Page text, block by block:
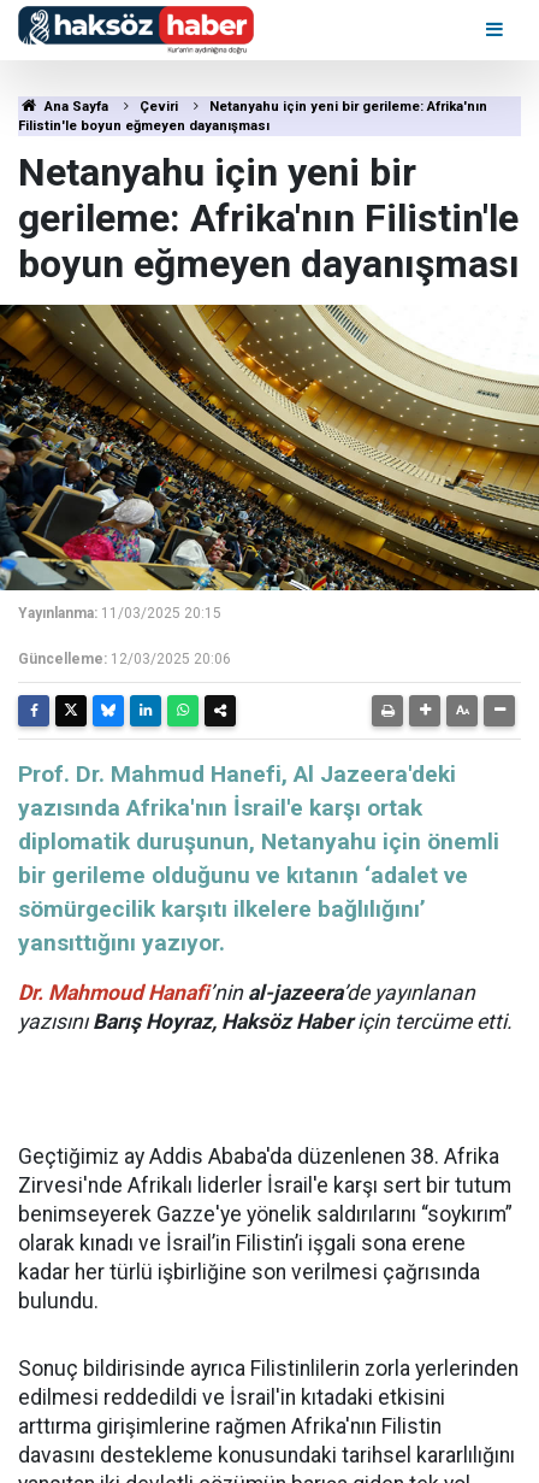
Ana Sayfa Çeviri
Netanyahu için yeni bir gerileme: Afrika'nın
Filistin'le boyun eğmeyen dayanışması
Netanyahu için yeni bir
gerileme: Afrika'nın Filistin'le
boyun eğmeyen dayanışması
Yayınlanma: 11/03/2025 20:15
Güncelleme: 12/03/2025 20:06
​​​​​​​Prof. Dr. Mahmud Hanefi, Al Jazeera'deki
yazısında Afrika'nın İsrail'e karşı ortak
diplomatik duruşunun, Netanyahu için önemli
bir gerileme olduğunu ve kıtanın ‘adalet ve
sömürgecilik karşıtı ilkelere bağlılığını’
yansıttığını yazıyor.
Dr. Mahmoud Hanafi’nin al-jazeera’de yayınlanan
yazısını Barış Hoyraz, Haksöz Haberiçin tercüme etti.
Geçtiğimiz ay Addis Ababa'da düzenlenen 38. Afrika
Zirvesi'nde Afrikalı liderler İsrail'e karşı sert bir tutum
benimseyerek Gazze'ye yönelik saldırılarını “soykırım”
olarak kınadı ve İsrail’in Filistin’i işgali sona erene
kadar her türlü işbirliğine son verilmesi çağrısında
bulundu.
Sonuç bildirisinde ayrıca Filistinlilerin zorla yerlerinden
edilmesi reddedildi ve İsrail'in kıtadaki etkisini
arttırma girişimlerine rağmen Afrika'nın Filistin
davasını destekleme konusundaki tarihsel kararlılığını